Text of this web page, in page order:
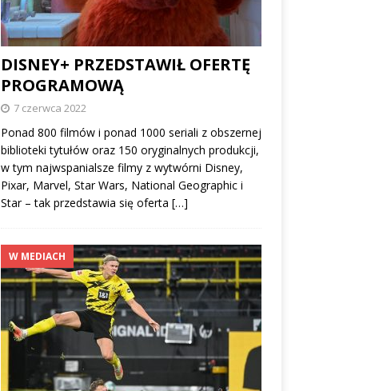
DISNEY+ PRZEDSTAWIŁ OFERTĘ
PROGRAMOWĄ
7 czerwca 2022
Ponad 800 filmów i ponad 1000 seriali z obszernej
biblioteki tytułów oraz 150 oryginalnych produkcji,
w tym najwspanialsze filmy z wytwórni Disney,
Pixar, Marvel, Star Wars, National Geographic i
Star – tak przedstawia się oferta […]
W MEDIACH